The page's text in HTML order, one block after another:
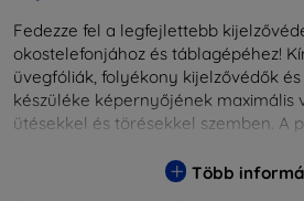
Fedezze fel a legfejlettebb
okostelefonjához és táblagépéhez!
üvegfóliák, folyékony kijelzővédők
készüléke képernyőjének maximális
ütésekkel és törésekkel szemben. A
hanem kristálytiszta képet is
Több